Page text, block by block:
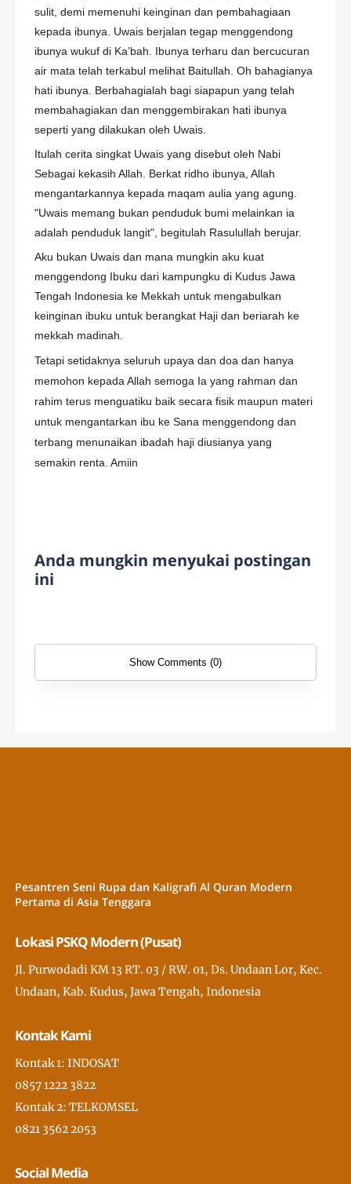
sulit, demi memenuhi keinginan dan pembahagiaan
kepada ibunya. Uwais berjalan tegap menggendong
ibunya wukuf di Ka’bah. Ibunya terharu dan bercucuran
air mata telah terkabul melihat Baitullah. Oh bahagianya
hati ibunya. Berbahagialah bagi siapapun yang telah
membahagiakan dan menggembirakan hati ibunya
seperti yang dilakukan oleh Uwais.
Itulah cerita singkat Uwais yang disebut oleh Nabi
Sebagai kekasih Allah. Berkat ridho ibunya, Allah
mengantarkannya kepada maqam aulia yang agung.
"Uwais memang bukan penduduk bumi melainkan ia
adalah penduduk langit", begitulah Rasulullah berujar.
Aku bukan Uwais dan mana mungkin aku kuat
menggendong Ibuku dari kampungku di Kudus Jawa
Tengah Indonesia ke Mekkah untuk mengabulkan
keinginan ibuku untuk berangkat Haji dan beriarah ke
mekkah madinah.
Tetapi setidaknya seluruh upaya dan doa dan hanya
memohon kepada Allah semoga Ia yang rahman dan
rahim terus menguatiku baik secara fisik maupun materi
untuk mengantarkan ibu ke Sana menggendong dan
terbang menunaikan ibadah haji diusianya yang
semakin renta. Amiin
Anda mungkin menyukai postingan
ini
Show Comments (0)
Pesantren Seni Rupa dan Kaligrafi Al Quran Modern
Pertama di Asia Tenggara
Lokasi PSKQ Modern (Pusat)
Jl. Purwodadi KM 13 RT. 03 / RW. 01, Ds. Undaan Lor, Kec.
Undaan, Kab. Kudus, Jawa Tengah, Indonesia
Kontak Kami
Kontak 1: INDOSAT
0857 1222 3822
Kontak 2: TELKOMSEL
0821 3562 2053
Social Media